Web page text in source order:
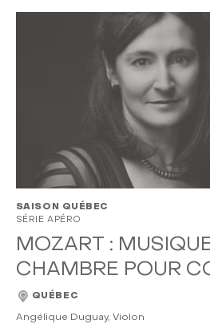
SAISON QUÉBEC
SÉRIE APÉRO
MOZART :
CHAMBRE POUR
QUÉBEC
Angélique Duguay, Violon